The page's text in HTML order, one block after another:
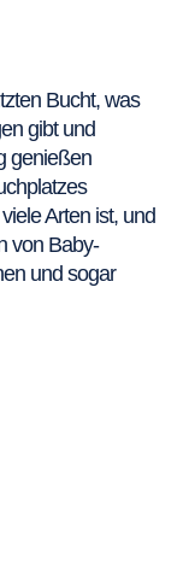
Bucht, was
gibt und
genießen
Arten ist, und
von Baby-
und sogar